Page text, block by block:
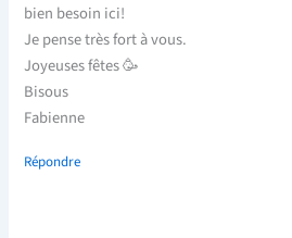
bien besoin ici!
Je pense très fort à vous.
Joyeuses fêtes 🥳
Bisous
Fabienne
Répondre